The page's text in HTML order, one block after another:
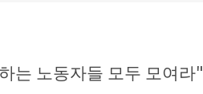
는 노동자들 모두 모여라"